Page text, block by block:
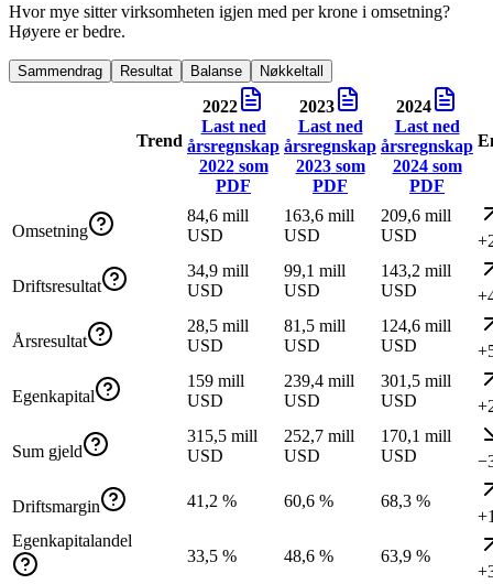
Hvor mye sitter virksomheten igjen med per krone i omsetning?
Høyere er bedre.
Sammendrag Resultat Balanse Nøkkeltall
Trend
2022
Last ned
årsregnskap
2022som
PDF
2023
Last ned
årsregnskap
2023som
PDF
2024
Last ned
årsregnskap
2024som
PDF
Omsetning
84,6 mill
USD
163,6 mill
USD
209,6 mill
USD
Driftsresultat
34,9 mill
USD
99,1 mill
USD
143,2 mill
USD
Årsresultat
28,5 mill
USD
81,5 mill
USD
124,6 mill
USD
Egenkapital
159 mill
USD
239,4 mill
USD
301,5 mill
USD
Sum gjeld
315,5 mill
USD
252,7 mill
USD
170,1 mill
USD
Driftsmargin 41,2 % 60,6 %
68,3 %
Egenkapitalandel
33,5 %
48,6 %
63,9 %